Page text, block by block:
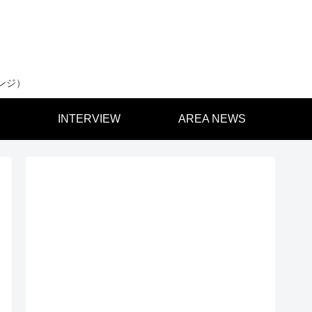
）
INTERVIEW AREA NEWS